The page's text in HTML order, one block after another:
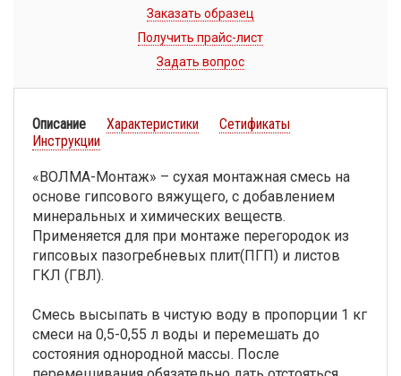
Заказать образец
Получить прайс-лист
Задать вопрос
Описание Характеристики
Сетификаты
Инструкции
«ВОЛМА-Монтаж» – сухая монтажная смесь на
основе гипсового вяжущего, с добавлением
минеральных и химических веществ.
Применяется для при монтаже перегородок из
гипсовых пазогребневых плит(ПГП) и листов
ГКЛ (ГВЛ).
Смесь высыпать в чистую воду в пропорции 1 кг
смеси на 0,5-0,55 л воды и перемешать до
состояния однородной массы. После